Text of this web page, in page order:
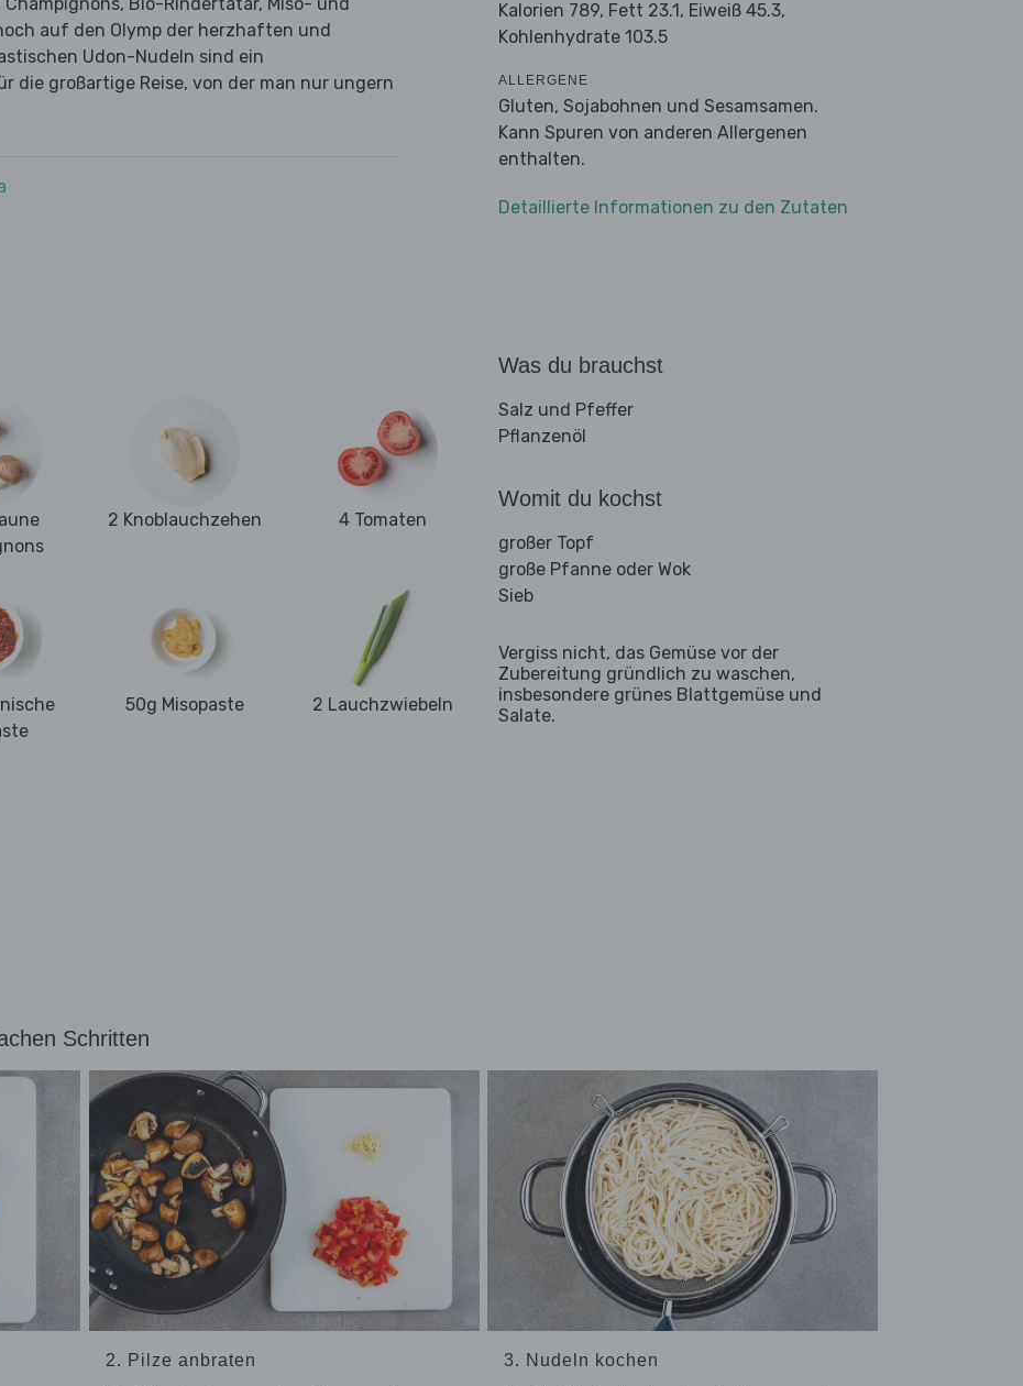
Bio-Rindertatar, Miso- und
auf den Olymp der herzhaften und
Udon-Nudeln sind ein
die großartige Reise, von der man nur ungern
Kalorien 789, Fett 23.1, Eiweiß 45.3,
Kohlenhydrate 103.5
ALLERGENE
Gluten, Sojabohnen und Sesamsamen.
Kann Spuren von anderen Allergenen
enthalten.
Detaillierte Informationen zu den Zutaten
2 Knoblauchzehen 4 Tomaten
50g Misopaste 2 Lauchzwiebeln
Was du brauchst
Salz und Pfeffer
Pflanzenöl
Womit du kochst
großer Topf
große Pfanne oder Wok
Sieb
Vergiss nicht, das Gemüse vor der
Zubereitung gründlich zu waschen,
insbesondere grünes Blattgemüse und
Salate.
Schritten
2. Pilze anbraten 3. Nudeln kochen